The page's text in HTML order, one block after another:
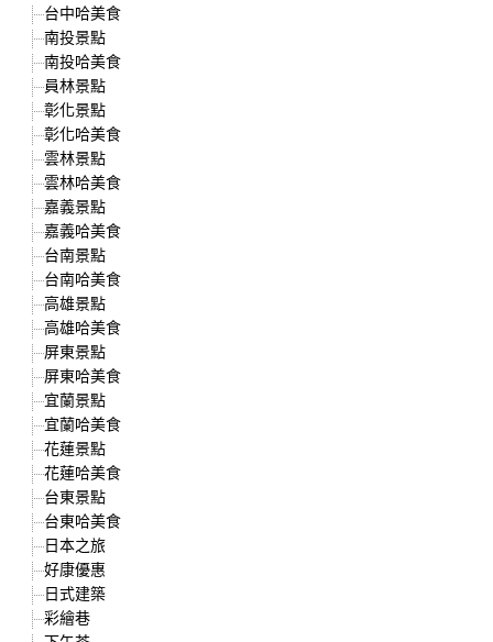
台中哈美食
南投景點
南投哈美食
員林景點
彰化景點
彰化哈美食
雲林景點
雲林哈美食
嘉義景點
嘉義哈美食
台南景點
台南哈美食
高雄景點
高雄哈美食
屏東景點
屏東哈美食
宜蘭景點
宜蘭哈美食
花蓮景點
花蓮哈美食
台東景點
台東哈美食
日本之旅
好康優惠
日式建築
彩繪巷